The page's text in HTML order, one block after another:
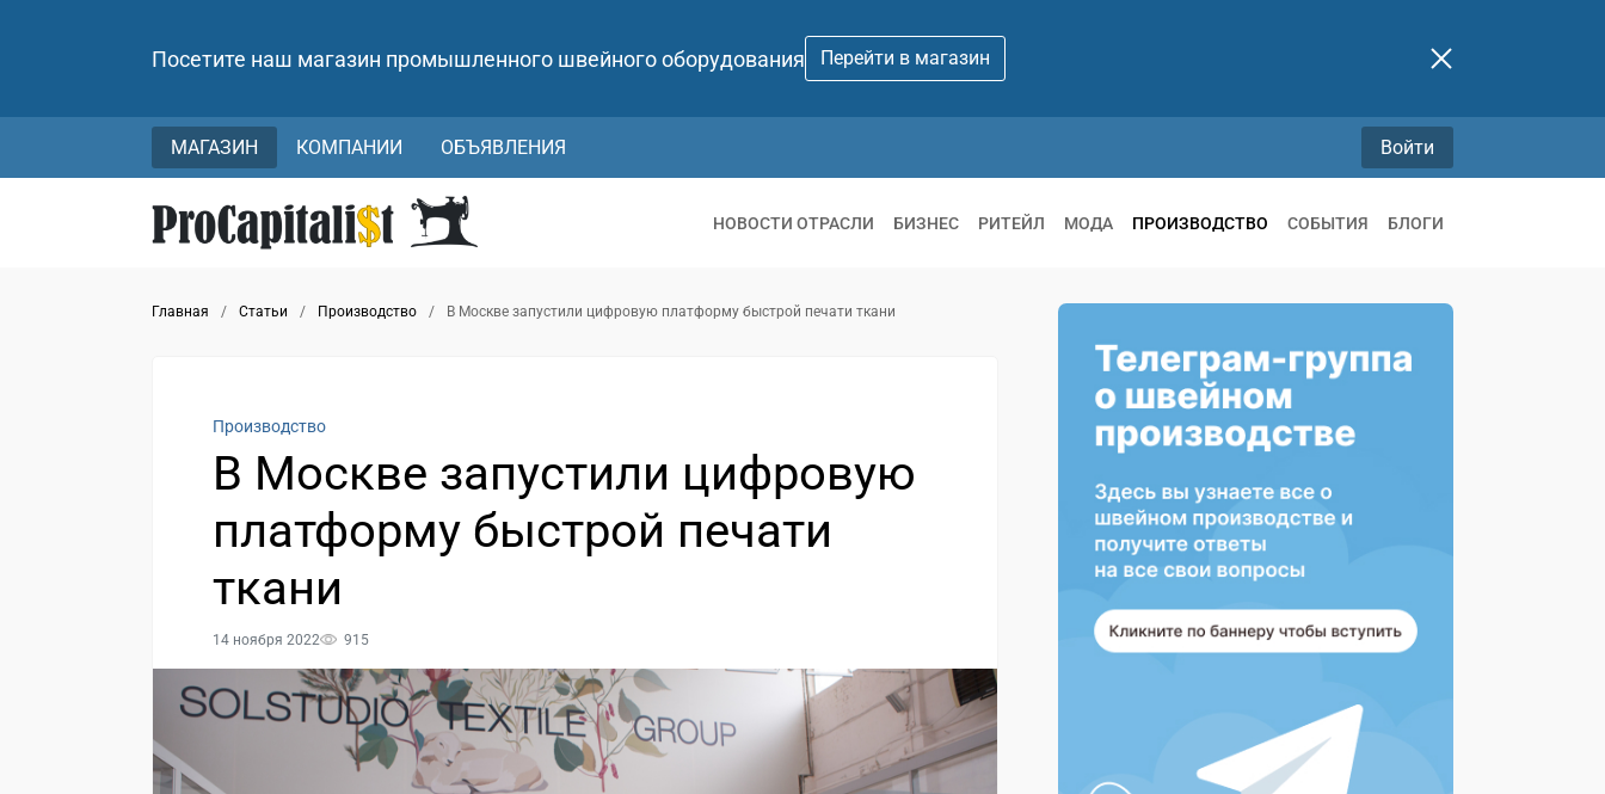
Посетите наш магазин промышленного швейного оборудования Перейти в магазин
МАГАЗИН КОМПАНИИ ОБЪЯВЛЕНИЯ Войти
НОВОСТИ ОТРАСЛИ БИЗНЕС РИТЕЙЛ МОДА ПРОИЗВОДСТВО СОБЫТИЯ БЛОГИ
Главная / Статьи / Производство / В Москве запустили цифровую платформу быстрой печати ткани
Производство
В Москве запустили цифровую
платформу быстрой печати
ткани
14 ноября 2022 915